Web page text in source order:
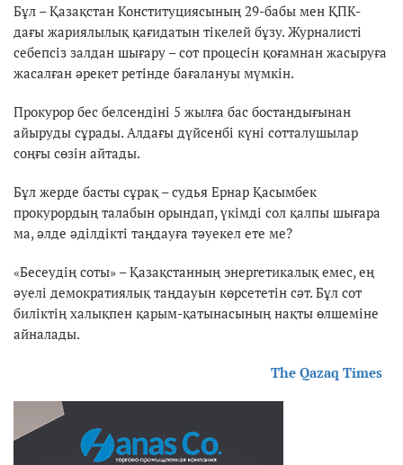
Бұл – Қазақстан Конституциясының 29-бабы мен ҚПК-
дағы жариялылық қағидатын тікелей бұзу. Журналисті
себепсіз залдан шығару – сот процесін қоғамнан жасыруға
жасалған әрекет ретінде бағалануы мүмкін.
Прокурор бес белсендіні 5 жылға бас бостандығынан
айыруды сұрады. Алдағы дүйсенбі күні сотталушылар
соңғы сөзін айтады.
Бұл жерде басты сұрақ – судья Ернар Қасымбек
прокурордың талабын орындап, үкімді сол қалпы шығара
ма, әлде әділдікті таңдауға тәуекел ете ме?
«Бесеудің соты» – Қазақстанның энергетикалық емес, ең
әуелі демократиялық таңдауын көрсететін сәт. Бұл сот
биліктің халықпен қарым-қатынасының нақты өлшеміне
айналады.
The Qazaq Times